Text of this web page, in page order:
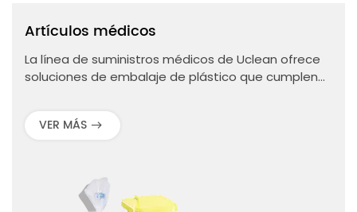
Artículos médicos
La línea de suministros médicos de Uclean ofrece
soluciones de embalaje de plástico que cumplen
sanitarios, garantizando la seguridad y la higiene
en todos los escenarios clínicos.
VER MÁS